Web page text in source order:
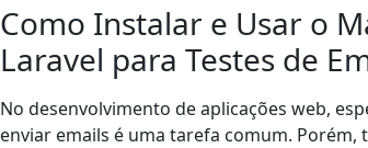
Como Instalar e Usar o
Laravel para Testes de
No desenvolvimento de aplicações web,
enviar emails é uma tarefa comum. Porém,